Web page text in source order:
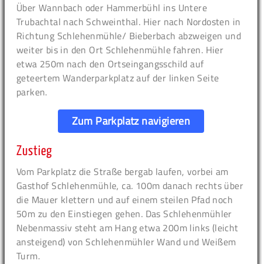
Über Wannbach oder Hammerbühl ins Untere
Trubachtal nach Schweinthal. Hier nach Nordosten in
Richtung Schlehenmühle/ Bieberbach abzweigen und
weiter bis in den Ort Schlehenmühle fahren. Hier
etwa 250m nach den Ortseingangsschild auf
geteertem Wanderparkplatz auf der linken Seite
parken.
Zum Parkplatz navigieren
Zustieg
Vom Parkplatz die Straße bergab laufen, vorbei am
Gasthof Schlehenmühle, ca. 100m danach rechts über
die Mauer klettern und auf einem steilen Pfad noch
50m zu den Einstiegen gehen. Das Schlehenmühler
Nebenmassiv steht am Hang etwa 200m links (leicht
ansteigend) von Schlehenmühler Wand und Weißem
Turm.